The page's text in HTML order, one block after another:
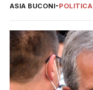
ASIA BUCONI-POLITICA